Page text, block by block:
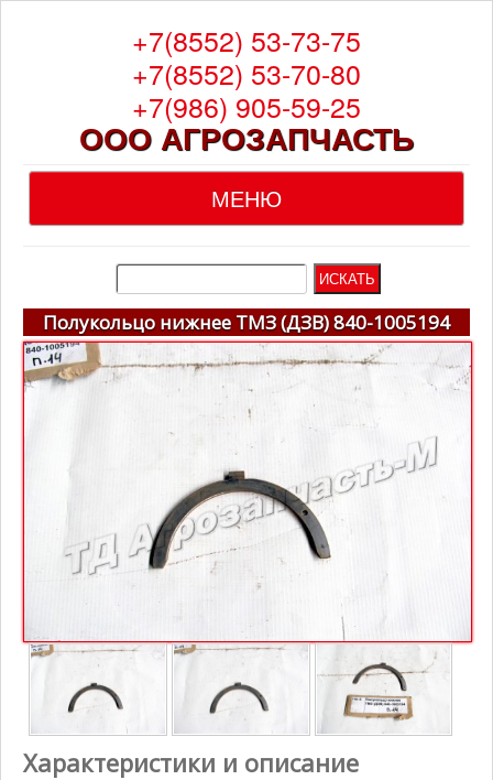
+7(8552) 53-73-75
+7(8552) 53-70-80
+7(986) 905-59-25
ООО АГРОЗАПЧАСТЬ
МЕНЮ
Главная
О компании
Каталог
Гарантия
Доставка
Контакты
Корзина
Полукольцо нижнее ТМЗ (ДЗВ) 840-1005194
Характеристики и описание